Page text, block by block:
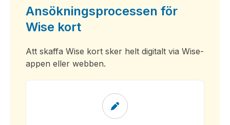
Ansökningsprocessen för
Wise kort
Att skaffa Wise kort sker helt digitalt via Wise-
appen eller webben.